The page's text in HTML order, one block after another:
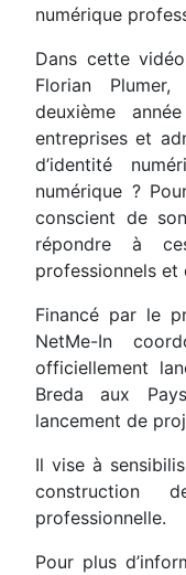
numérique
Dans cette
Florian
deuxième
entreprises et
d’identité
numérique ?
conscient de
répondre à
professionnels et
Financé par le
NetMe-In
officiellement
Breda aux
lancement de
Il vise à
construction
professionnelle.
Pour plus